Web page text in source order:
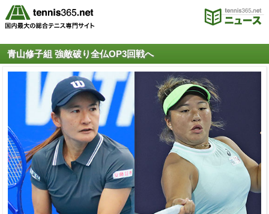
青山修子組 強敵破り全仏OP3回戦へ